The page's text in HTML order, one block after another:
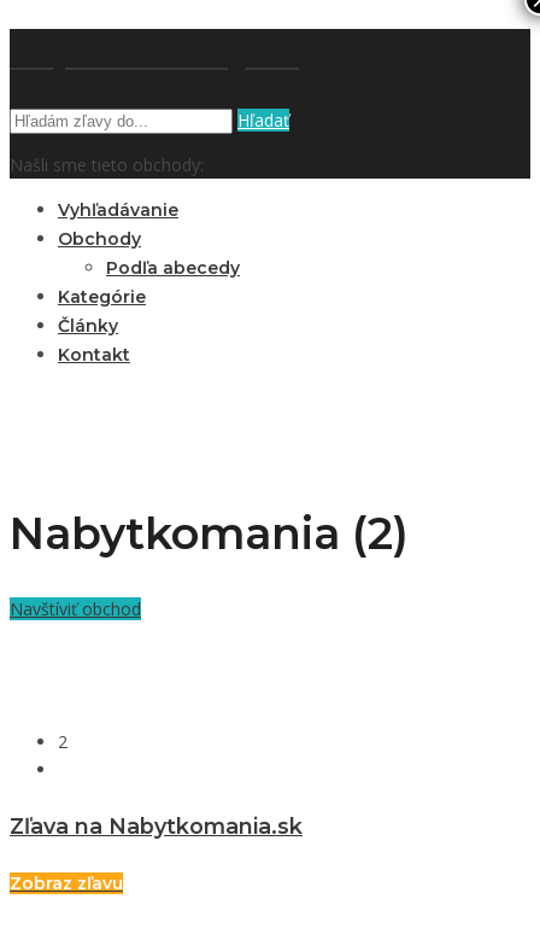
Hľadať
Našli sme tieto obchody:
Vyhľadávanie
Obchody
Podľa abecedy
Kategórie
Články
Kontakt
Nabytkomania (2)
Navštíviť obchod
2
Zľava na Nabytkomania.sk
Zobraz zľavu